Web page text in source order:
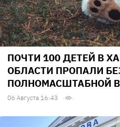
ПОЧТИ 100 ДЕТЕЙ В
ОБЛАСТИ ПРОПАЛИ
ПОЛНОМАСШТАБНОЙ
06 Августа 16:43